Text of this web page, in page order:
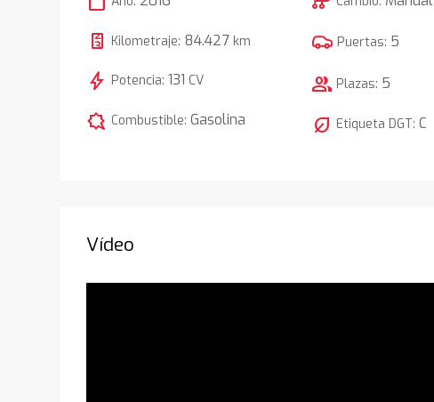
Kilometraje: 84.427 km
bolt Potencia:131 CV
comic_bubble Combustible:Gasolina
Puertas: 5
group Plazas: 5
nest_eco_leaf Etiqueta DGT:C
Vídeo